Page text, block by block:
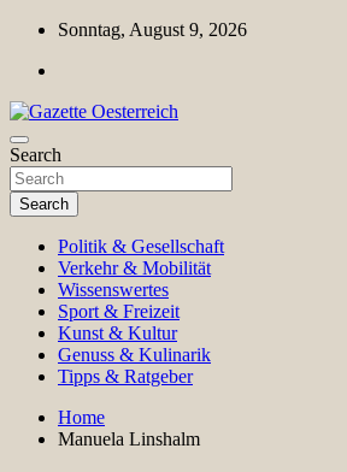
Skip
content
Sonntag, August 9, 2026
Gazette Oesterreich
Magazin für Freizeit, Politik, Kultur &
Search
Search
Politik & Gesellschaft
Verkehr & Mobilität
Wissenswertes
Sport & Freizeit
Kunst & Kultur
Genuss & Kulinarik
Tipps & Ratgeber
Home
Manuela Linshalm